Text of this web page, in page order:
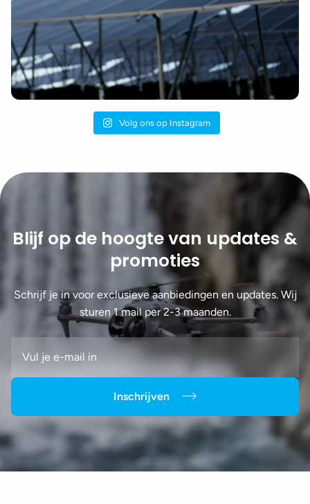
Volg ons op Instagram
Blijf op de hoogte van updates &
promoties
Schrijf je in voor exclusieve aanbiedingen en updates. Wij
sturen 1 mail per 2-3 maanden.
Inschrijven